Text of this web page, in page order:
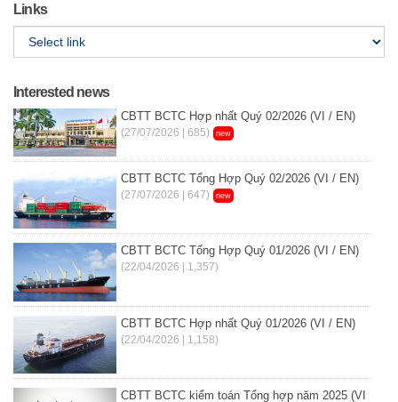
Links
Interested news
CBTT BCTC Hợp nhất Quý 02/2026 (VI / EN)
(27/07/2026 | 685) new
CBTT BCTC Tổng Hợp Quý 02/2026 (VI / EN)
(27/07/2026 | 647) new
CBTT BCTC Tổng Hợp Quý 01/2026 (VI / EN)
(22/04/2026 | 1,357)
CBTT BCTC Hợp nhất Quý 01/2026 (VI / EN)
(22/04/2026 | 1,158)
CBTT BCTC kiểm toán Tổng hợp năm 2025 (VI